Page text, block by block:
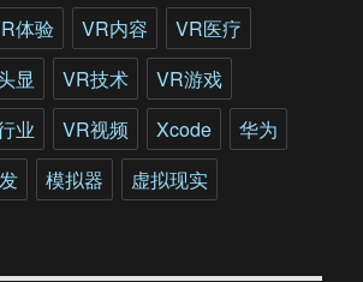
体验 VR内容
VR医疗
显 VR技术
VR游戏
业 VR视频 Xcode
华为
模拟器 虚拟现实